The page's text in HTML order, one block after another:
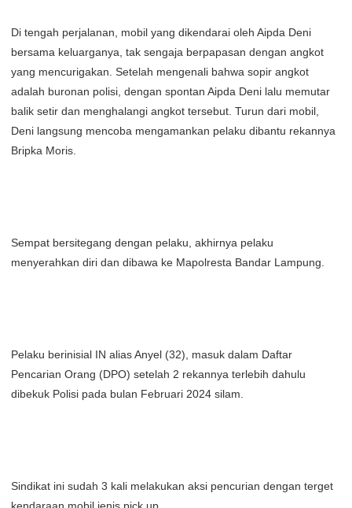
Di tengah perjalanan, mobil yang dikendarai oleh Aipda Deni
bersama keluarganya, tak sengaja berpapasan dengan angkot
yang mencurigakan. Setelah mengenali bahwa sopir angkot
adalah buronan polisi, dengan spontan Aipda Deni lalu memutar
balik setir dan menghalangi angkot tersebut. Turun dari mobil,
Deni langsung mencoba mengamankan pelaku dibantu rekannya
Bripka Moris.
Sempat bersitegang dengan pelaku, akhirnya pelaku
menyerahkan diri dan dibawa ke Mapolresta Bandar Lampung.
Pelaku berinisial IN alias Anyel (32), masuk dalam Daftar
Pencarian Orang (DPO) setelah 2 rekannya terlebih dahulu
dibekuk Polisi pada bulan Februari 2024 silam.
Sindikat ini sudah 3 kali melakukan aksi pencurian dengan terget
kendaraan mobil jenis pick up.